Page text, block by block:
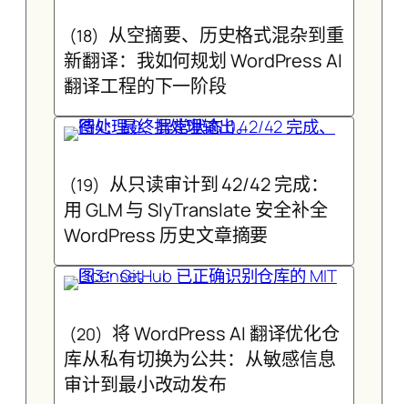
(18) 从空摘要、历史格式混杂到重
新翻译：我如何规划 WordPress AI
翻译工程的下一阶段
(19) 从只读审计到 42/42 完成：
用 GLM 与 SlyTranslate 安全补全
WordPress 历史文章摘要
(20) 将 WordPress AI 翻译优化仓
库从私有切换为公共：从敏感信息
审计到最小改动发布